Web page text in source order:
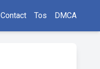
Contact Tos DMCA